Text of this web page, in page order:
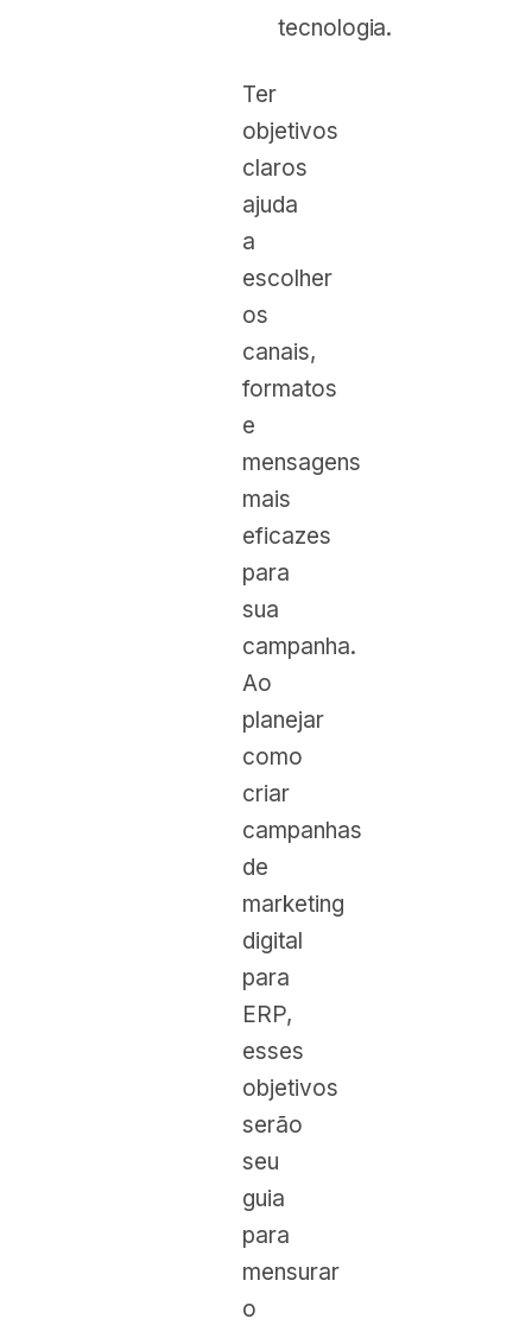
tecnologia.
Ter
objetivos
claros
ajuda
a
escolher
os
canais,
formatos
e
mensagens
mais
eficazes
para
sua
campanha.
Ao
planejar
como
criar
campanhas
de
marketing
digital
para
ERP,
esses
objetivos
serão
seu
guia
para
mensurar
o